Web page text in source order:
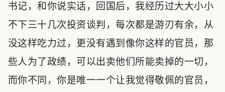
书记，和你说实话，回国后，我经历过大大小小
不下三十几次投资谈判，每次都是游刃有余，从
没这样吃力过，更没有遇到像你这样的官员，那
些人为了政绩，可以出卖他们所能卖掉的一切，
而你不同，你是唯一一个让我觉得敬佩的官员，